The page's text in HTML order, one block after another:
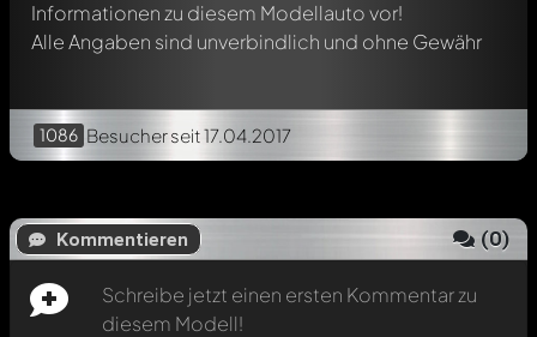
Informationen zu diesem Modellauto vor!
Alle Angaben sind unverbindlich und ohne Gewähr
1086 Besucherseit 17.04.2017
Kommentieren (0)
Schreibe jetzt einen ersten Kommentar zu
diesem Modell!